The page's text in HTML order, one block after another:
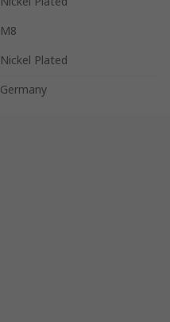
M8
Nickel Plated
Germany